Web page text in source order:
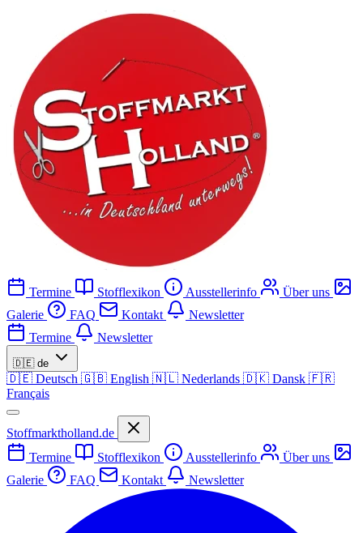
Termine Stofflexikon Ausstellerinfo
Über uns
Galerie
FAQ Kontakt
Newsletter
Termine
Newsletter
🇩🇪 de
🇩🇪 Deutsch 🇬🇧 English 🇳🇱 Nederlands 🇩🇰 Dansk 🇫🇷
Français
Stoffmarktholland.de
Termine
Stofflexikon Ausstellerinfo
Über uns
Galerie
FAQ Kontakt Newsletter